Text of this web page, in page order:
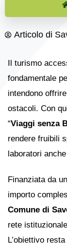
Articolo di
Il turismo
fondamentale
intendono
ostacoli. Con
“Viaggi senza
rendere fruibili
laboratori
Finanziata da
importo
Comune di
rete
L’obiettivo